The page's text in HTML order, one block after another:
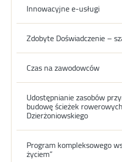
Innowacyjne e-usługi
Zdobyte Doświadczenie –
Czas na zawodowców
Udostępnianie zasobów
budowę ścieżek
Dzierżoniowskiego
Program kompleksowego
życiem”